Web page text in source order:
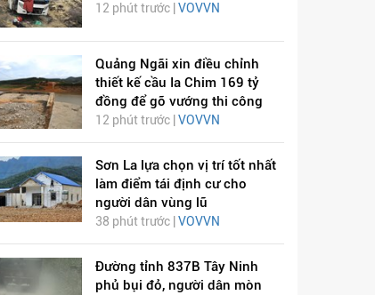
12 phút trước | VOVVN
Quảng Ngãi xin điều chỉnh
thiết kế cầu Ia Chim 169 tỷ
đồng để gỡ vướng thi công
12 phút trước | VOVVN
Sơn La lựa chọn vị trí tốt nhất
làm điểm tái định cư cho
người dân vùng lũ
38 phút trước | VOVVN
Đường tỉnh 837B Tây Ninh
phủ bụi đỏ, người dân mòn